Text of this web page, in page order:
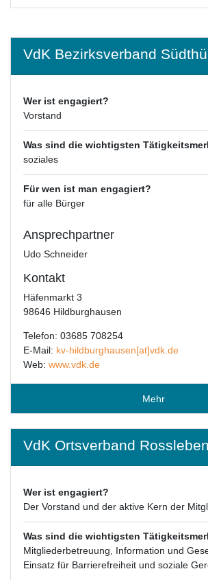
VdK Bezirksverband
Wer ist engagiert?
Vorstand
Was sind die wichtigsten
soziales
Für wen ist man engagiert?
für alle Bürger
Ansprechpartner
Udo Schneider
Kontakt
Häfenmarkt 3
98646 Hildburghausen
Telefon: 03685 708254
E-Mail: kv-hildburghausen[at]vdk.de
Web: www.vdk.de
Mehr
VdK Ortsverband Rossleben
Wer ist engagiert?
Der Vorstand und der aktive Kern der
Was sind die wichtigsten
Mitgliederbetreuung, Information und
Einsatz für Barrierefreiheit und soziale